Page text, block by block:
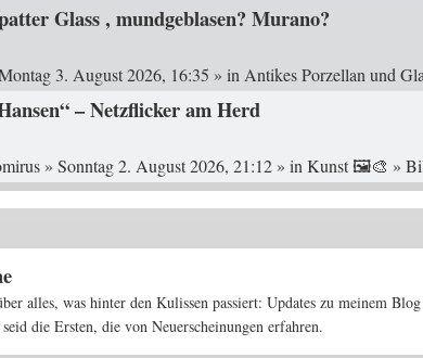
Glass , mundgeblasen? Murano?
3. August 2026, 16:35 » in Antikes Porzellan und
– Netzflicker am Herd
» Sonntag 2. August 2026, 21:12 » inKunst 🖼️🎨 »
alles, was hinter den Kulissen passiert: Updates zu meinem
die Ersten, die von Neuerscheinungen erfahren.